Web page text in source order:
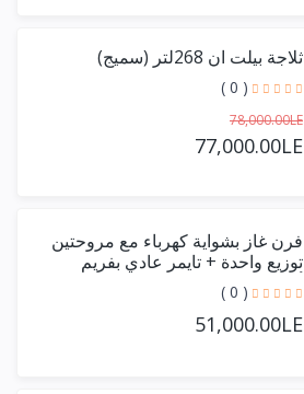
ثلاجة بيلت ان 268لتر (سميج)
( 0 )
78,000.00LE
77,000.00LE
فرن غاز بشواية كهرباء مع مروحتين
توزيع واحدة + تايمر عادي بفريم
أستيل حرف يو 90 سم
( 0 )
51,000.00LE